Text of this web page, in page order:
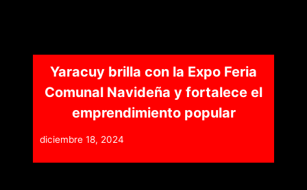
Yaracuy brilla con la Expo Feria
Comunal Navideña y fortalece el
emprendimiento popular
diciembre 18, 2024